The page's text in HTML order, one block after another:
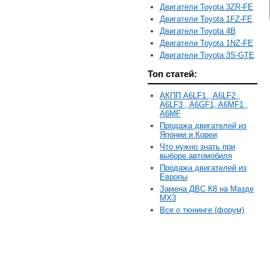
Двигатели Toyota 3ZR-FE
Двигатели Toyota 1FZ-FE
Двигатели Toyota 4B
Двигатели Toyota 1NZ-FE
Двигатели Toyota 3S-GTE
Топ статей:
АКПП A6LF1 , A6LF2 ,
A6LF3 , A6GF1, A6MF1 ,
A6MF
Продажа двигателей из
Японии и Кореи
Что нужно знать при
выборе автомобиля
Продажа двигателей из
Европы
Замена ДВС К8 на Мазде
MX3
Все о тюнинге (форум)